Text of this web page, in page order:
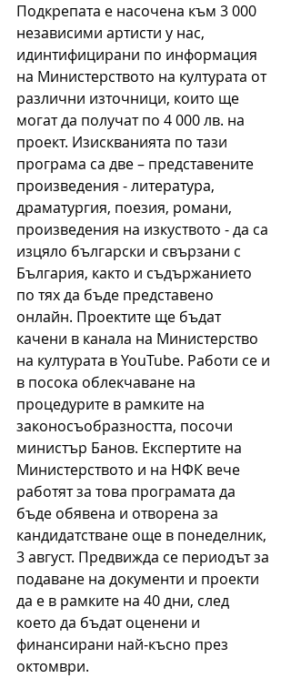
Подкрепата е насочена към 3 000
независими артисти у нас,
идинтифицирани по информация
на Министерството на културата от
различни източници, които ще
могат да получат по 4 000 лв. на
проект. Изискванията по тази
програма са две – представените
произведения - литература,
драматургия, поезия, романи,
произведения на изкуството - да са
изцяло български и свързани с
България, както и съдържанието
по тях да бъде представено
онлайн. Проектите ще бъдат
качени в канала на Министерство
на културата в YouTube. Работи се и
в посока облекчаване на
процедурите в рамките на
законосъобразността, посочи
министър Банов. Експертите на
Министерството и на НФК вече
работят за това програмата да
бъде обявена и отворена за
кандидатстване още в понеделник,
3 август. Предвижда се периодът за
подаване на документи и проекти
да е в рамките на 40 дни, след
което да бъдат оценени и
финансирани най-късно през
октомври.